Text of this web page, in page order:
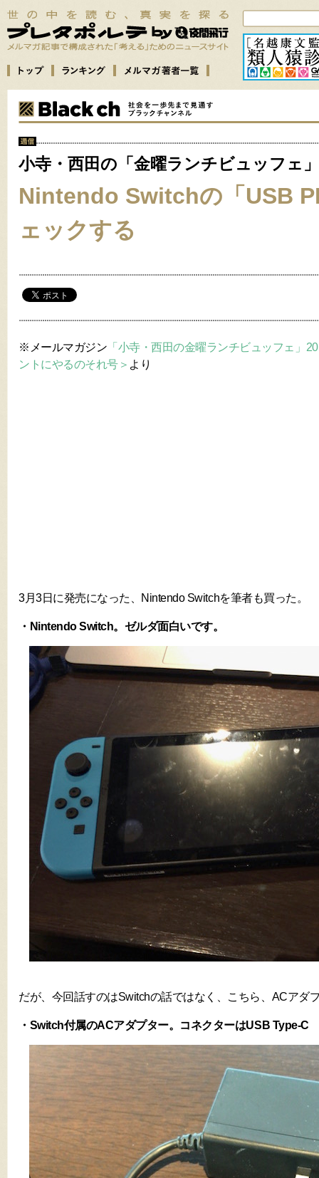
小寺・西田の「金曜ランチビュッフェ
Nintendo Switchの「USB
ェックする
※メールマガジン 「小寺・西田の金曜ランチビュッフェ」
ントにやるのそれ号＞ より
3月3日に発売になった、Nintendo Switchを筆者も買った。
・Nintendo Switch。ゼルダ面白いです。
だが、今回話すのはSwitchの話ではなく、こちら、ACアダ
・Switch付属のACアダプター。コネクターはUSB Type-C